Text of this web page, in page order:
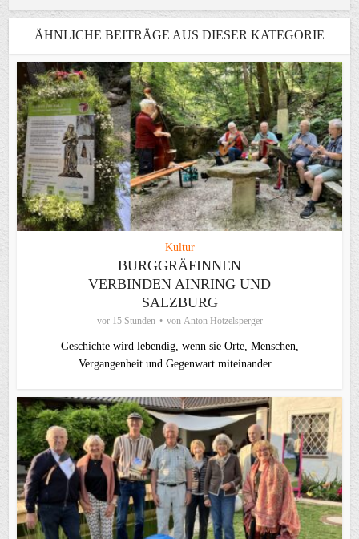
ÄHNLICHE BEITRÄGE AUS DIESER KATEGORIE
Kultur
BURGGRÄFINNEN
VERBINDEN AINRING UND
SALZBURG
vor 15 Stunden von Anton Hötzelsperger
Geschichte wird lebendig, wenn sie Orte, Menschen,
Vergangenheit und Gegenwart miteinander...